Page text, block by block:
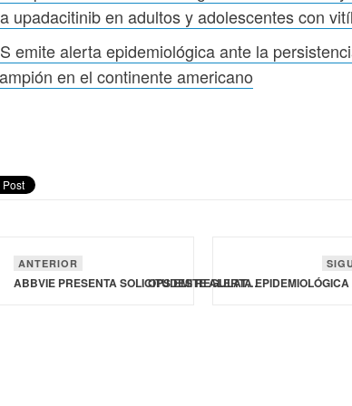
upadacitinib en adultos y adolescentes con
emite alerta epidemiológica ante la
en el continente americano
ANTERIOR
ABBVIE PRESENTA SOLICITUDES REGULATORIAS A LA FDA Y LA EMA PARA UPADACITINIB EN ADULTOS Y ADOLESCENTES CON VITÍLIGO